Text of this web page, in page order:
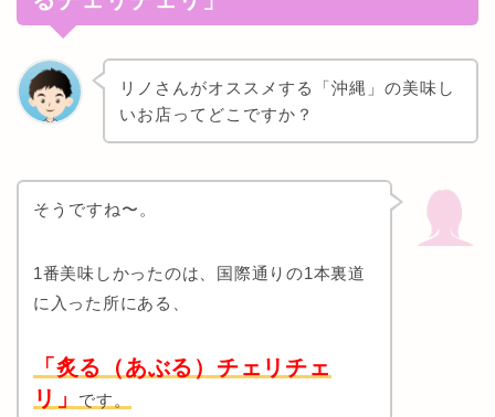
リノさんがオススメする「沖縄」の美味し
いお店ってどこですか？
そうですね〜。
1番美味しかったのは、国際通りの1本裏道
に入った所にある、
「炙る（あぶる）チェリチェ
リ」
です。